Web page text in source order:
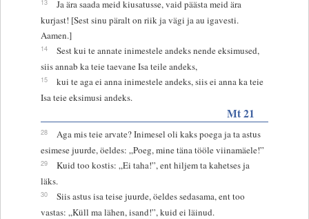
Ja ära saada meid kiusatusse, vaid päästa meid ära
kurjast! [Sest sinu päralt on riik ja vägi ja au igavesti.
Aamen.]
14
Sest kui te annate inimestele andeks nende eksimused,
siis annab ka teie taevane Isa teile andeks,
15
kui te aga ei anna inimestele andeks, siis ei anna ka teie
Isa teie eksimusi andeks.
Mt 21
28
Aga mis teie arvate? Inimesel oli kaks poega ja ta astus
esimese juurde, öeldes: „Poeg, mine täna tööle viinamäele!”
29
Kuid too kostis: „Ei taha!”, ent hiljem ta kahetses ja
läks.
30
Siis astus isa teise juurde, öeldes sedasama, ent too
vastas: „Küll ma lähen, isand!”, kuid ei läinud.